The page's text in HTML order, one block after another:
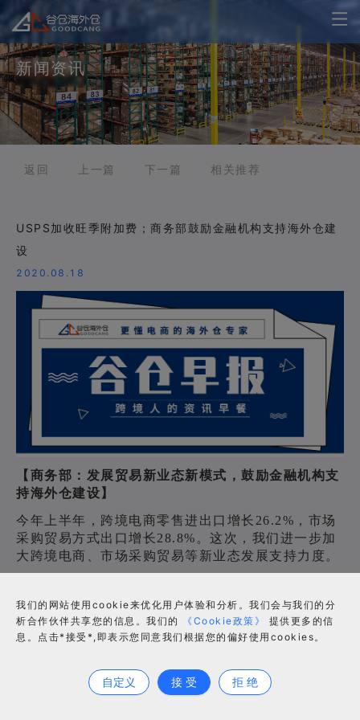
新闻资讯
返回 上一篇 下一篇 相关推荐
USPS加收旺季附加费；商务部鼓励金融机构支持海外仓建
设
2020.08.18
【商务部：发展贸易新业态新模式，鼓励金融机构支
持海外仓建设】
今年上半年，跨境电商零售进出口增长26.2%，市场
采购贸易方式出口增长28.8%。这次，我们进一步加
大跨境电商、市场采购贸易等新业态发展支持力度。
目前的14个扩大到30个左右。通过基金等方式支持跨
境电商平台、跨境物流、海外仓，鼓励金融机构支持
海外仓建设。
【海关总署：增加上海、福州等12个直属海关开展跨
我们的网站使用cookie来优化用户体验和分析。我们会与我们的分
析合作伙伴共享您的信息。我们的
《Cookie政策》
提供更多的信
息。点击*接受*,即表示您同意我们根据您的偏好使用cookies。
自定义 接 受 拒 绝